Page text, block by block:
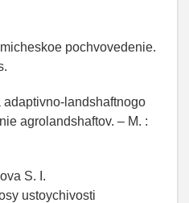
pochvovedenie.
adaptivno-landshaftnogo
agrolandshaftov. – M. :
S. I.
ustoychivosti